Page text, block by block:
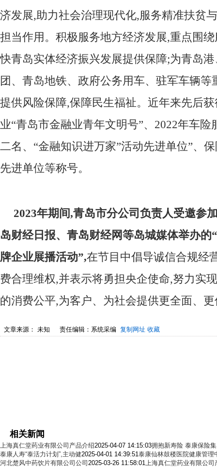
济发展,助力社会治理现代化,服务精准扶贫
担当作用。积极服务地方经济发展,重点围
快青岛实体经济振兴发展提供保障;为青岛
团、青岛地铁、政府公务用车、驻军车辆等
提供风险保障,保障民生福祉。近年来先后
业“青岛市金融业青年文明号”、2022年车
二名、“金融知识进万家”活动先进单位”、
先进单位等称号。
2023年期间,青岛市分公司负责人受邀参
岛财经日报、青岛财经网等岛城媒体举办的
牌企业展播活动”,在节目中倡导诚信合规经
费合理维权,并表示将勇担央企使命,努力实
的消费公平,为客户、为社会提供更全面、
文章来源： 未知 责任编辑：系统采编 复制网址 收藏
相关新闻
上海真仁堂药业有限公司产品介绍2025-04-07 14:15:03拥抱新寿险 泰康保险
泰康人寿“泰活力计划”,主动健2025-04-01 14:39:51泰康仙林鼓楼医院健康管理
河北楚风中药饮片有限公司公司 2025-03-26 11:58:01上海真仁堂药业有限公司